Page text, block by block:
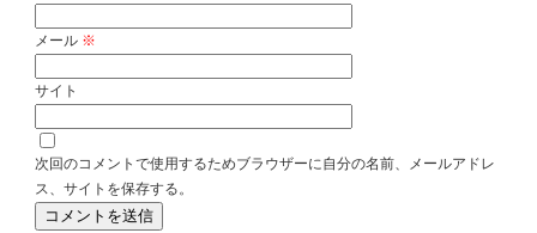
メール ※
サイト
次回のコメントで使用するためブラウザーに自分の名前、メールアドレ
ス、サイトを保存する。